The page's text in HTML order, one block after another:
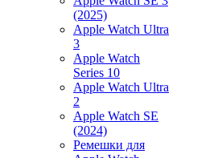
(2025)
Apple Watch Ultra
3
Apple Watch
Series 10
Apple Watch Ultra
2
Apple Watch SE
(2024)
Ремешки для